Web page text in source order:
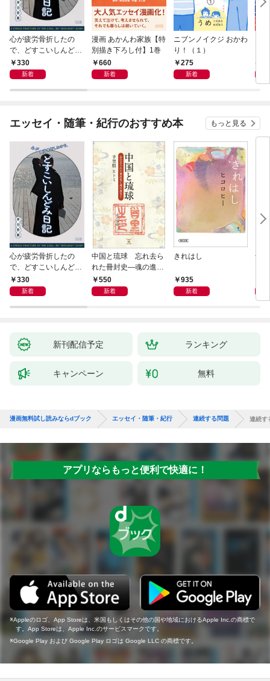
心が疲労骨折したの
で、どすこいしんどみ
日記330
新着
漫画 あかんわ家族【特
別描き下ろし付】1巻
660
新着
ニブンノイクジ おかわ
り！（１）
275
新着
（
エッセイ・随筆・紀行のおすすめ本 もっと見る
心が疲労骨折したの
で、どすこいしんどみ
日記330
新着
中国と琉球 忘れ去ら
れた冊封史―魂の進化
―550
新着
きれはし
935
新着
母
新刊配信予定 ランキング
キャンペーン 無料
漫画無料試し読みならdブック エッセイ・随筆・紀行 連続する問題 連続す
アプリならもっと便利で快適に！
Appleのロゴ、App Storeは、米国もしくはその他の国や地域におけるApple Inc.の商標で
す。App Storeは、Apple Inc.のサービスマークです。
Google Play および Google Play ロゴは Google LLC の商標です。